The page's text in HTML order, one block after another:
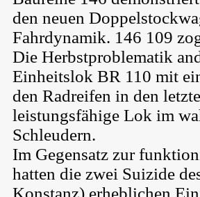
den neuen
Fahrdynamik. 146 109
Die Herbstproblematik
Einheitslok BR 110 mit
den Radreifen in den
leistungsfähige Lok im
Schleudern.
Im Gegensatz zur
hatten die zwei Suizide
Konstanz) erheblichen